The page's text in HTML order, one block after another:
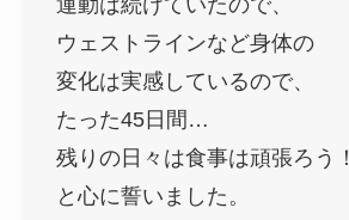
運動は続けていたので、
ウェストラインなど身体の
変化は実感しているので、
たった45日間…
残りの日々は食事は頑張ろう！
と心に誓いました。